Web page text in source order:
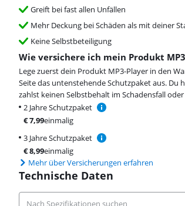
Greift bei fast allen Unfällen
Mehr Deckung bei Schäden als mit deiner
Keine Selbstbeteiligung
Wie versichere ich mein Produkt
Lege zuerst dein Produkt MP3-Player in den
Seite das untenstehende Schutzpaket aus. Du
zahlst keinen Selbstbehalt im Schadensfall
2 Jahre Schutzpaket
€7,99einmalig
3 Jahre Schutzpaket
€8,99einmalig
Mehr über Versicherungen erfahren
Technische Daten